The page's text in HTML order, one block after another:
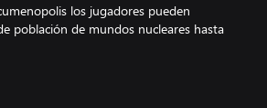
los jugadores pueden
población de mundos nucleares hasta